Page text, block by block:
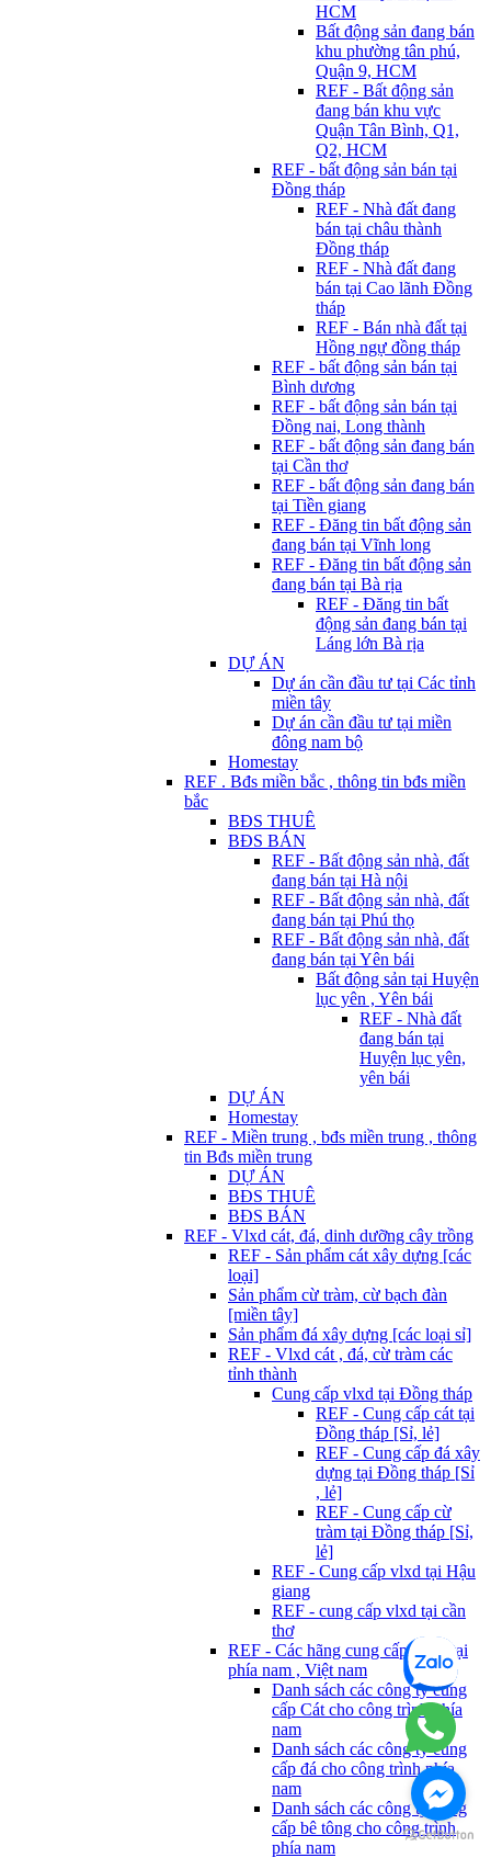
HCM
Bất động sản đang bán
khu phường tân phú,
Quận 9, HCM
REF - Bất động sản
đang bán khu vực
Quận Tân Bình, Q1,
Q2, HCM
REF - bất động sản bán tại
Đồng tháp
REF - Nhà đất đang
bán tại châu thành
Đồng tháp
REF - Nhà đất đang
bán tại Cao lãnh Đồng
tháp
REF - Bán nhà đất tại
Hồng ngự đồng tháp
REF - bất động sản bán tại
Bình dương
REF - bất động sản bán tại
Đồng nai, Long thành
REF - bất động sản đang bán
tại Cần thơ
REF - bất động sản đang bán
tại Tiền giang
REF - Đăng tin bất động sản
đang bán tại Vĩnh long
REF - Đăng tin bất động sản
đang bán tại Bà rịa
REF - Đăng tin bất
động sản đang bán tại
Láng lớn Bà rịa
DỰ ÁN
Dự án cần đầu tư tại Các tỉnh
miền tây
Dự án cần đầu tư tại miền
đông nam bộ
Homestay
REF . Bđs miền bắc , thông tin bđs miền
bắc
BĐS THUÊ
BĐS BÁN
REF - Bất động sản nhà, đất
đang bán tại Hà nội
REF - Bất động sản nhà, đất
đang bán tại Phú thọ
REF - Bất động sản nhà, đất
đang bán tại Yên bái
Bất động sản tại Huyện
lục yên , Yên bái
REF - Nhà đất
đang bán tại
Huyện lục yên,
yên bái
DỰ ÁN
Homestay
REF - Miền trung , bđs miền trung , thông
tin Bđs miền trung
DỰ ÁN
BĐS THUÊ
BĐS BÁN
REF - Vlxd cát, đá, dinh dưỡng cây trồng
REF - Sản phẩm cát xây dựng [các
loại]
Sản phẩm cừ tràm, cừ bạch đàn
[miền tây]
Sản phẩm đá xây dựng [các loại sỉ]
REF - Vlxd cát , đá, cừ tràm các
tỉnh thành
Cung cấp vlxd tại Đồng tháp
REF - Cung cấp cát tại
Đồng tháp [Sỉ, lẻ]
REF - Cung cấp đá xây
dựng tại Đồng tháp [Sỉ
, lẻ]
REF - Cung cấp cừ
tràm tại Đồng tháp [Sỉ,
lẻ]
REF - Cung cấp vlxd tại Hậu
giang
REF - cung cấp vlxd tại cần
thơ
REF - Các hãng cung cấp Vlxd tại
phía nam , Việt nam
Danh sách các công ty cung
cấp Cát cho công trình phía
nam
Danh sách các công ty cung
cấp đá cho công trình phía
nam
Danh sách các công ty cung
cấp bê tông cho công trình
phía nam